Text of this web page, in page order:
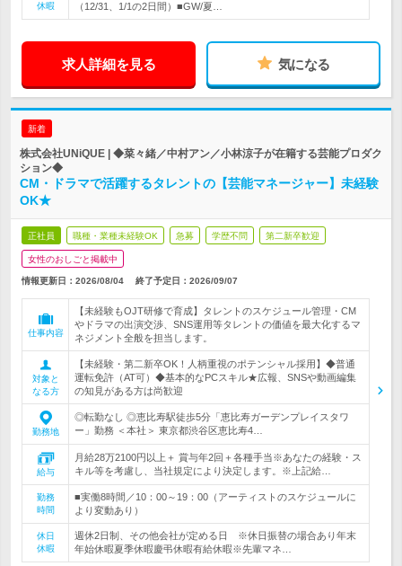
休暇
（12/31、1/1の2日間）■GW/夏…
求人詳細を見る 気になる
新着
株式会社UNiQUE | ◆菜々緒／中村アン／小林涼子が在籍する芸能プロダク
ション◆
CM・ドラマで活躍するタレントの【芸能マネージャー】未経験
OK★
正社員 職種・業種未経験OK 急募 学歴不問 第二新卒歓迎
女性のおしごと掲載中
情報更新日：2026/08/04 終了予定日： 2026/09/07
仕事内容
【未経験もOJT研修で育成】タレントのスケジュール管理・CM
やドラマの出演交渉、SNS運用等タレントの価値を最大化するマ
ネジメント全般を担当します。
対象と
なる方
【未経験・第二新卒OK！人柄重視のポテンシャル採用】◆普通
運転免許（AT可）◆基本的なPCスキル★広報、SNSや動画編集
の知見がある方は尚歓迎
勤務地
◎転勤なし ◎恵比寿駅徒歩5分「恵比寿ガーデンプレイスタワ
ー」勤務 ＜本社＞ 東京都渋谷区恵比寿4…
給与
月給28万2100円以上＋ 賞与年2回＋各種手当※あなたの経験・ス
キル等を考慮し、当社規定により決定します。※上記給…
勤務
時間
■実働8時間／10：00～19：00（アーティストのスケジュールに
より変動あり）
休日
休暇
週休2日制、その他会社が定める日 ※休日振替の場合あり年末
年始休暇夏季休暇慶弔休暇有給休暇※先輩マネ…